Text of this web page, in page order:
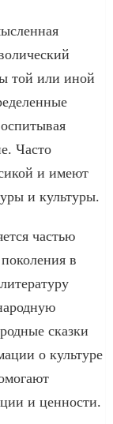
той или иной
Часто
и имеют
и культуры.
частью
в
сказки
о культуре
и ценности.